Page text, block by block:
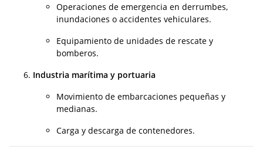
Operaciones de emergencia en derrumbes,
inundaciones o accidentes vehiculares.
Equipamiento de unidades de rescate y
bomberos.
Industria marítima y portuaria
Movimiento de embarcaciones pequeñas y
medianas.
Carga y descarga de contenedores.